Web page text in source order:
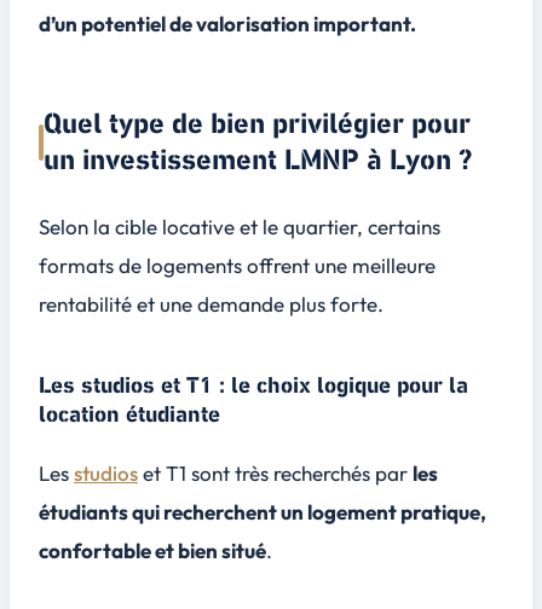
d’un potentiel de valorisation important.
Quel type de bien privilégier pour
un investissement LMNP à Lyon ?
Selon la cible locative et le quartier, certains
formats de logements offrent une meilleure
rentabilité et une demande plus forte.
Les studios et T1 : le choix logique pour la
location étudiante
Lesstudioset T1 sont très recherchés par les
étudiants qui recherchent un logement pratique,
confortable et bien situé.